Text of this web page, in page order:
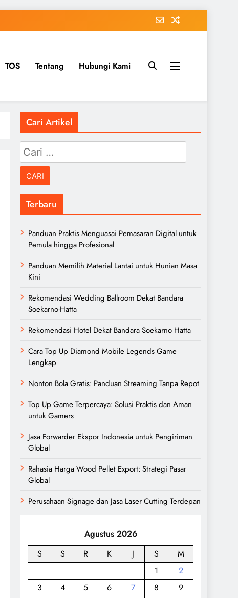
TOS Tentang Hubungi Kami
Cari Artikel
Cari
untuk:
Terbaru
Panduan Praktis Menguasai Pemasaran Digital untuk
Pemula hingga Profesional
Panduan Memilih Material Lantai untuk Hunian Masa
Kini
Rekomendasi Wedding Ballroom Dekat Bandara
Soekarno-Hatta
Rekomendasi Hotel Dekat Bandara Soekarno Hatta
Cara Top Up Diamond Mobile Legends Game
Lengkap
Nonton Bola Gratis: Panduan Streaming Tanpa Repot
Top Up Game Terpercaya: Solusi Praktis dan Aman
untuk Gamers
Jasa Forwarder Ekspor Indonesia untuk Pengiriman
Global
Rahasia Harga Wood Pellet Export: Strategi Pasar
Global
Perusahaan Signage dan Jasa Laser Cutting Terdepan
Agustus 2026
S
S R K J S
M
1
2
3
4 5 6 7 8
9